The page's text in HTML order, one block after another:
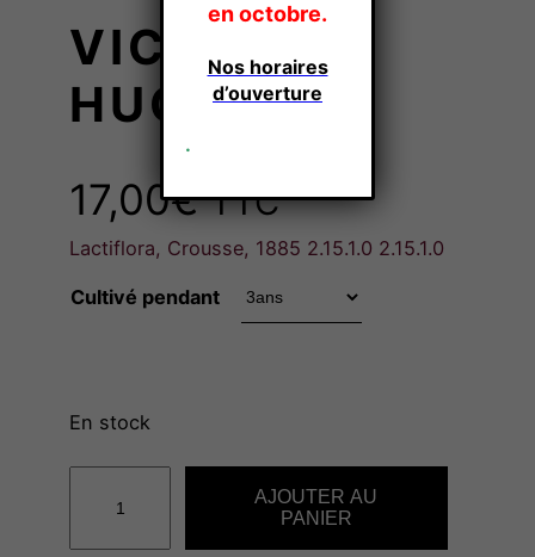
VICTOR
HUGO
17,00€ TTC
Lactiflora, Crousse, 1885 2.15.1.0 2.15.1.0
Cultivé pendant
En stock
a
AJOUTER AU
PANIER
en octobre.
Nos horaires
d’ouverture
.